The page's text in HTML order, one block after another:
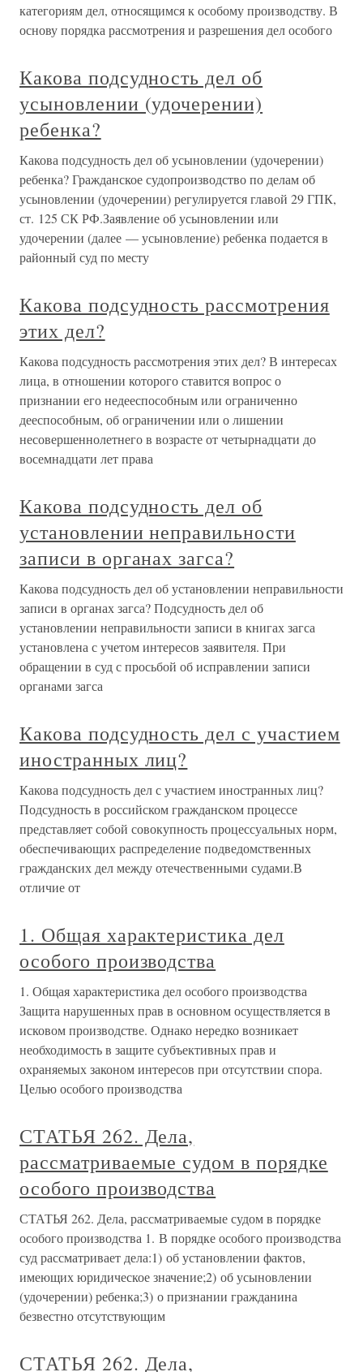
категориям дел, относящимся к особому производству. В
основу порядка рассмотрения и разрешения дел особого
Какова подсудность дел об
усыновлении (удочерении)
ребенка?
Какова подсудность дел об усыновлении (удочерении)
ребенка? Гражданское судопроизводство по делам об
усыновлении (удочерении) регулируется главой 29 ГПК,
ст. 125 СК РФ.Заявление об усыновлении или
удочерении (далее — усыновление) ребенка подается в
районный суд по месту
Какова подсудность рассмотрения
этих дел?
Какова подсудность рассмотрения этих дел? В интересах
лица, в отношении которого ставится вопрос о
признании его недееспособным или ограниченно
дееспособным, об ограничении или о лишении
несовершеннолетнего в возрасте от четырнадцати до
восемнадцати лет права
Какова подсудность дел об
установлении неправильности
записи в органах загса?
Какова подсудность дел об установлении неправильности
записи в органах загса? Подсудность дел об
установлении неправильности записи в книгах загса
установлена с учетом интересов заявителя. При
обращении в суд с просьбой об исправлении записи
органами загса
Какова подсудность дел с участием
иностранных лиц?
Какова подсудность дел с участием иностранных лиц?
Подсудность в российском гражданском процессе
представляет собой совокупность процессуальных норм,
обеспечивающих распределение подведомственных
гражданских дел между отечественными судами.В
отличие от
1. Общая характеристика дел
особого производства
1. Общая характеристика дел особого производства
Защита нарушенных прав в основном осуществляется в
исковом производстве. Однако нередко возникает
необходимость в защите субъективных прав и
охраняемых законом интересов при отсутствии спора.
Целью особого производства
СТАТЬЯ 262. Дела,
рассматриваемые судом в порядке
особого производства
СТАТЬЯ 262. Дела, рассматриваемые судом в порядке
особого производства 1. В порядке особого производства
суд рассматривает дела:1) об установлении фактов,
имеющих юридическое значение;2) об усыновлении
(удочерении) ребенка;3) о признании гражданина
безвестно отсутствующим
СТАТЬЯ 262. Дела,